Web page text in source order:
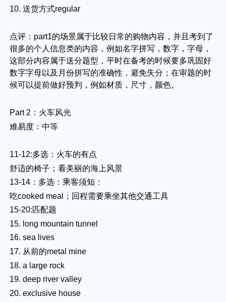
10. 送货方式regular
点评：part1的场景属于比较日常的购物内容，并且考到了
很多的个人信息类的内容，例如名字拼写，数字，字母，
这部分内容属于送分题型，平时在备考的时候要多巩固好
数字字母以及月份拼写的准确性，避免失分；在审题的时
候可以提前做好预判，例如材质，尺寸，颜色。
Part 2：火车风光
难易度：中等
11-12:多选：火车的有点
舒适的椅子；看美丽的海上风景
13-14：多选：乘客须知：
吃cooked meal；回程需要乘坐其他交通工具
15-20:匹配题
15. long mountain tunnel
16. sea lives
17. 从前的metal mine
18. a large rock
19. deep river valley
20. exclusive house